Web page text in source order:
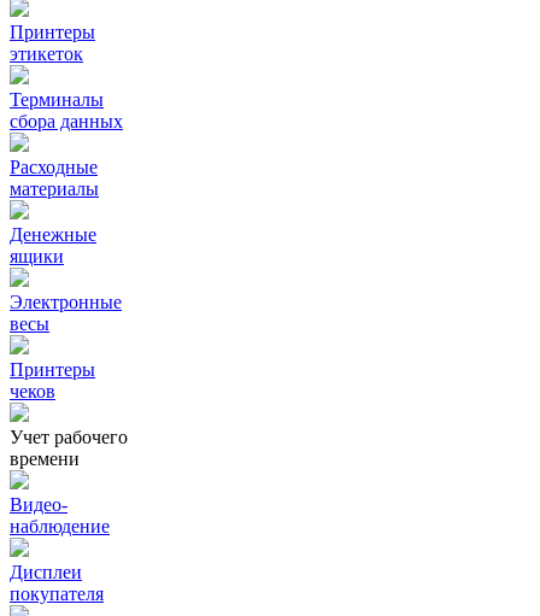
Принтеры
этикеток
Терминалы
сбора данных
Расходные
материалы
Денежные
ящики
Электронные
весы
Принтеры
чеков
Учет рабочего
времени
Видео‑
наблюдение
Дисплеи
покупателя